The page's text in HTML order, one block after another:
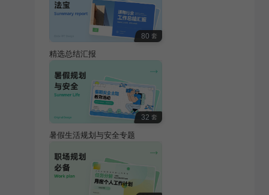
80 套
精选总结汇报
32 套
暑假生活规划与安全专题